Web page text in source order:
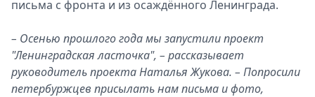
письма с фронта и из осаждённого Ленинграда.
– Осенью прошлого года мы запустили проект
"Ленинградская ласточка", – рассказывает
руководитель проекта Наталья Жукова. – Попросили
петербуржцев присылать нам письма и фото,